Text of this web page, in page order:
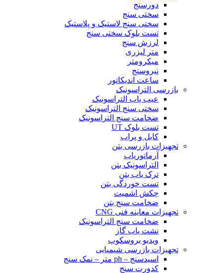
دورسنج
سختی سنج
سختی سنج لاستیک و پلاستیک
تست بلوک سختی سنج
لرزش سنج
متر لیزری
میکرومتر
نیروسنج
ساعت اندیکاتور
بازرسی التراسونیک
عیب یاب التراسونیک
سختی سنج التراسونیک
ضخامت سنج التراسونیک
تست بلوک UT
کابل و پراب
تجهیزات بازرسی بتن
آرماتوریاب
التراسونیک بتن
ترک یاب بتن
تست خوردگی بتن
چکش اشمیت
ضخامت سنج بتن
تجهیزات معاینه فنی CNG
ضخامت سنج التراسونیک
نشت یاب گاز
ویدیو بروسکوپ
تجهیزات بازرسی شیمیایی
اسیدسنج – ph متر – نمک سنج
کدورت سنج